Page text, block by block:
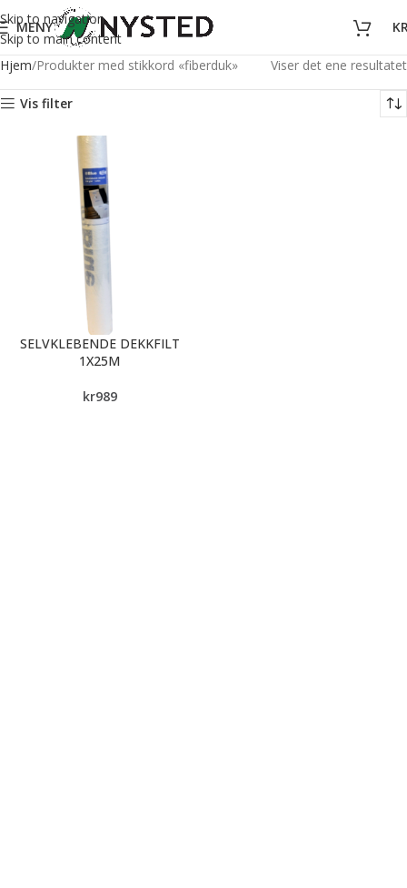
Skip to navigation
Skip to main content
MENY
Hjem Produkter med stikkord «fiberduk» Viser det ene resultatet
Vis filter
SELVKLEBENDE DEKKFILT
1X25M
kr989